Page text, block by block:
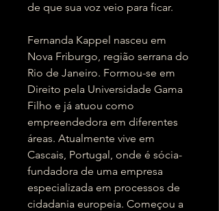
de que sua voz veio para ficar.
Fernanda Kappel nasceu em
Nova Friburgo, região serrana do
Rio de Janeiro. Formou-se em
Direito pela Universidade Gama
Filho e já atuou como
empreendedora em diferentes
áreas. Atualmente vive em
Cascais, Portugal, onde é sócia-
fundadora de uma empresa
especializada em processos de
cidadania europeia. Começou a